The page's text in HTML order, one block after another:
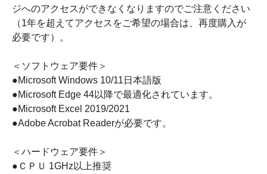
ジへのアクセスができなくなりますのでご注意ください
（1年を超えてアクセスをご希望の場合は、再度購入が
必要です）。
＜ソフトウェア要件＞
●Microsoft Windows 10/11日本語版
●Microsoft Edge 44以降で最適化されています。
●Microsoft Excel 2019/2021
●Adobe Acrobat Readerが必要です。
＜ハードウェア要件＞
●ＣＰＵ 1GHz以上推奨